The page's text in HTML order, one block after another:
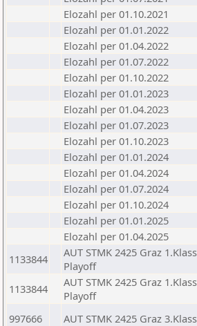
Elozahl per 01.10.2021
Elozahl per 01.01.2022
Elozahl per 01.04.2022
Elozahl per 01.07.2022
Elozahl per 01.10.2022
Elozahl per 01.01.2023
Elozahl per 01.04.2023
Elozahl per 01.07.2023
Elozahl per 01.10.2023
Elozahl per 01.01.2024
Elozahl per 01.04.2024
Elozahl per 01.07.2024
Elozahl per 01.10.2024
Elozahl per 01.01.2025
Elozahl per 01.04.2025
1133844
AUT STMK 2425 Graz
Playoff
1133844
AUT STMK 2425 Graz
Playoff
997666 AUT STMK 2425 Graz